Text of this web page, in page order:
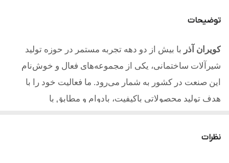
توضیحات
کویران آذر با بیش از دو دهه تجربه مستمر در حوزه تولید
شیرآلات ساختمانی، یکی از مجموعه‌های فعال و خوش‌نام
این صنعت در کشور به شمار می‌رود. ما فعالیت خود را با
هدف تولید محصولاتی باکیفیت، بادوام و مطابق با
فنی و تعهد به مشتریان یکی از مطلوب ترین تولیدکنندگان در
نظرات